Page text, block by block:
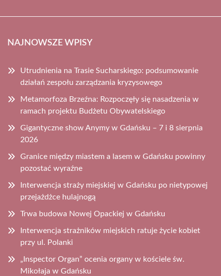
NAJNOWSZE WPISY
Utrudnienia na Trasie Sucharskiego: podsumowanie
działań zespołu zarządzania kryzysowego
Metamorfoza Brzeźna: Rozpoczęły się nasadzenia w
ramach projektu Budżetu Obywatelskiego
Gigantyczne show Anymy w Gdańsku – 7 i 8 sierpnia
2026
Granice między miastem a lasem w Gdańsku powinny
pozostać wyraźne
Interwencja straży miejskiej w Gdańsku po nietypowej
przejażdżce hulajnogą
Trwa budowa Nowej Opackiej w Gdańsku
Interwencja strażników miejskich ratuje życie kobiet
przy ul. Polanki
„Inspector Organ” ocenia organy w kościele św.
Mikołaja w Gdańsku